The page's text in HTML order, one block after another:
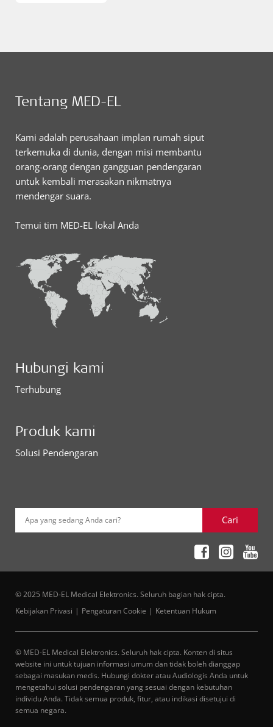
Tentang MED-EL
Kami adalah perusahaan implan rumah siput
terkemuka di dunia, dengan misi membantu
orang-orang dengan gangguan pendengaran
untuk kembali merasakan nikmatnya
mendengar suara.
Temui tim MED-EL lokal Anda
Hubungi kami
Terhubung
Produk kami
Solusi Pendengaran
Apa yang sedang Anda cari? Cari
© 2025 MED-EL Medical Elektronics. Seluruh bagian hak cipta.
Kebijakan Privasi
Pengaturan Cookie Ketentuan Hukum
© MED-EL Medical Elektronics. Seluruh hak cipta. Konten di situs
website ini untuk tujuan informasi umum dan tidak boleh dianggap
sebagai masukan medis. Hubungi dokter atau Audiologis Anda untuk
mengetahui solusi pendengaran yang sesuai dengan kebutuhan
individu Anda. Tidak semua produk, fitur, atau indikasi disetujui di
semua negara.